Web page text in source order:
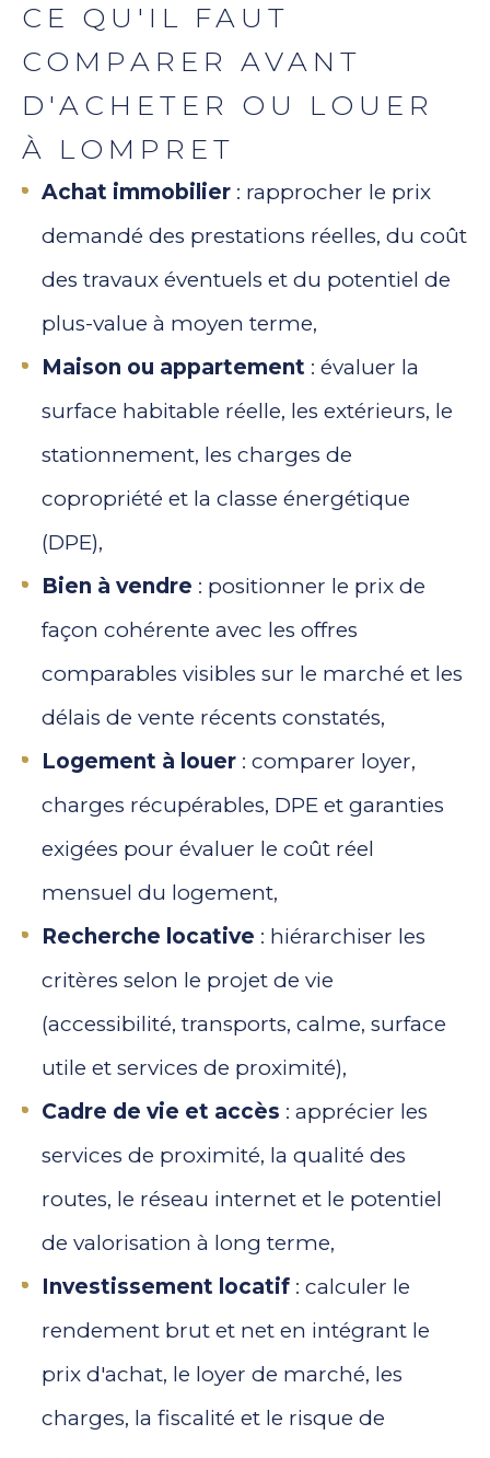
CE QU'IL FAUT
COMPARER AVANT
D'ACHETER OU LOUER
À LOMPRET
Achat immobilier : rapprocher le prix
demandé des prestations réelles, du coût
des travaux éventuels et du potentiel de
plus-value à moyen terme,
Maison ou appartement : évaluer la
surface habitable réelle, les extérieurs, le
stationnement, les charges de
copropriété et la classe énergétique
(DPE),
Bien à vendre : positionner le prix de
façon cohérente avec les offres
comparables visibles sur le marché et les
délais de vente récents constatés,
Logement à louer : comparer loyer,
charges récupérables, DPE et garanties
exigées pour évaluer le coût réel
mensuel du logement,
Recherche locative : hiérarchiser les
critères selon le projet de vie
(accessibilité, transports, calme, surface
utile et services de proximité),
Cadre de vie et accès : apprécier les
services de proximité, la qualité des
routes, le réseau internet et le potentiel
de valorisation à long terme,
Investissement locatif : calculer le
rendement brut et net en intégrant le
prix d'achat, le loyer de marché, les
charges, la fiscalité et le risque de